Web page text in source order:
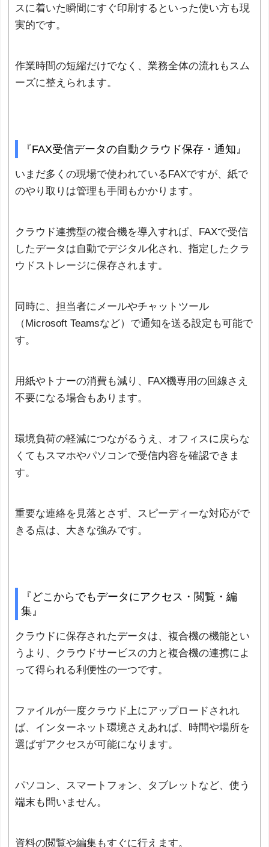
スに着いた瞬間にすぐ印刷するといった使い方も現
実的です。
作業時間の短縮だけでなく、業務全体の流れもスム
ーズに整えられます。
『FAX受信データの自動クラウド保存・通知』
いまだ多くの現場で使われているFAXですが、紙で
のやり取りは管理も手間もかかります。
クラウド連携型の複合機を導入すれば、FAXで受信
したデータは自動でデジタル化され、指定したクラ
ウドストレージに保存されます。
同時に、担当者にメールやチャットツール
（Microsoft Teamsなど）で通知を送る設定も可能で
す。
用紙やトナーの消費も減り、FAX機専用の回線さえ
不要になる場合もあります。
環境負荷の軽減につながるうえ、オフィスに戻らな
くてもスマホやパソコンで受信内容を確認できま
す。
重要な連絡を見落とさず、スピーディーな対応がで
きる点は、大きな強みです。
『どこからでもデータにアクセス・閲覧・編
集』
クラウドに保存されたデータは、複合機の機能とい
うより、クラウドサービスの力と複合機の連携によ
って得られる利便性の一つです。
ファイルが一度クラウド上にアップロードされれ
ば、インターネット環境さえあれば、時間や場所を
選ばずアクセスが可能になります。
パソコン、スマートフォン、タブレットなど、使う
端末も問いません。
資料の閲覧や編集もすぐに行えます。